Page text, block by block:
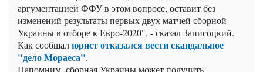
аргументацией ФФУ в этом вопросе, оставит без
изменений результаты первых двух матчей сборной
Украины в отборе к Евро-2020", - сказал Записоцкий.
Как сообщалюрист отказался вести скандальное
"дело Мораеса".
Напомним, сборная Украины может получить